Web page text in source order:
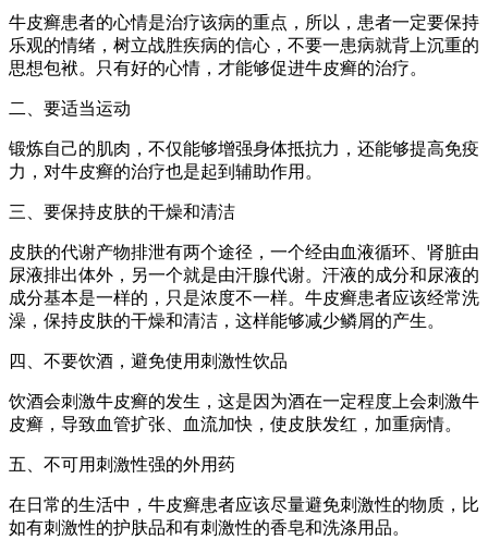
牛皮癣患者的心情是治疗该病的重点，所以，患者一定要保持
乐观的情绪，树立战胜疾病的信心，不要一患病就背上沉重的
思想包袱。只有好的心情，才能够促进牛皮癣的治疗。
二、要适当运动
锻炼自己的肌肉，不仅能够增强身体抵抗力，还能够提高免疫
力，对牛皮癣的治疗也是起到辅助作用。
三、要保持皮肤的干燥和清洁
皮肤的代谢产物排泄有两个途径，一个经由血液循环、肾脏由
尿液排出体外，另一个就是由汗腺代谢。汗液的成分和尿液的
成分基本是一样的，只是浓度不一样。牛皮癣患者应该经常洗
澡，保持皮肤的干燥和清洁，这样能够减少鳞屑的产生。
四、不要饮酒，避免使用刺激性饮品
饮酒会刺激牛皮癣的发生，这是因为酒在一定程度上会刺激牛
皮癣，导致血管扩张、血流加快，使皮肤发红，加重病情。
五、不可用刺激性强的外用药
在日常的生活中，牛皮癣患者应该尽量避免刺激性的物质，比
如有刺激性的护肤品和有刺激性的香皂和洗涤用品。